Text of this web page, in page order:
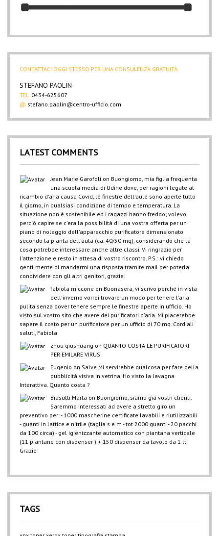
CONTATTACI OGGI STESSO PER UNA CONSULENZA GRATUITA
STEFANO PAOLIN
TEL. 0434-625607
@ stefano.paolin@centro-ufficio.com
LATEST COMMENTS
Jean Marie Garofoli on Buongiorno, mia figlia frequenta
una scuola media di Udine dove, per ragioni legate al
ricambio d'aria causa Covid, le finestre dell'aule sono aperte tutto
il giorno, in qualsiasi condizione di tempo e temperatura. La
situazione non è sostenibile ed i ragazzi hanno freddo; volevo
perciò capire se c'era la possibilità di una vostra offerta per un
piano di noleggio dell'apparecchio purificatore dimensionato
secondo la pianta dell'aula (ca. 40/50 mq), considerando che la
cosa potrebbe interessare anche altre classi. Vi ringrazio per
l'attenzione e resto in attesa di vostro riscontro. P.S.: vi chiedo
gentilmente di mandarmi una risposta tramite mail per poterla
condividere con gli altri genitori, grazie.
fabiola miccone on Buonasera, vi scrivo perché in vista
dell'inverno vorrei trovare un modo per tenere l'aria
pulita senza dover tenere sempre le finestre aperte in ufficio. Ho
visto sul vostro sito che avere dei purificatori d'aria. Mi piacerebbe
sapere il costo per un purificatore per un ufficio di 70 mq. Cordiali
saluti, Fabiola
zhou qiushuang on QUANTO COSTA LE PURIFICATORI
PER EMILARE VIRUS
Eugenio on Salve Mi servirebbe qualcosa per fare della
pubblicità visiva in vetrina. Ho visto la lavagna
Interattiva. Quanto costa ?
Biasutti Marta on Buongiorno, siamo già vostri clienti.
Saremmo interessati ad avere a stretto giro un
preventivo per: - 1000 mascherine certificate lavabili e riutilizzabili
- guanti in lattice e nitrile (taglia s e m - tot 2000 guanti - 20 pacchi
da 100 circa) - gel igienizzante automatico con piantana verticale
(11 piantane con dispenser ) + 150 dispenser da tavolo da 1 lt
Grazie
TAGS